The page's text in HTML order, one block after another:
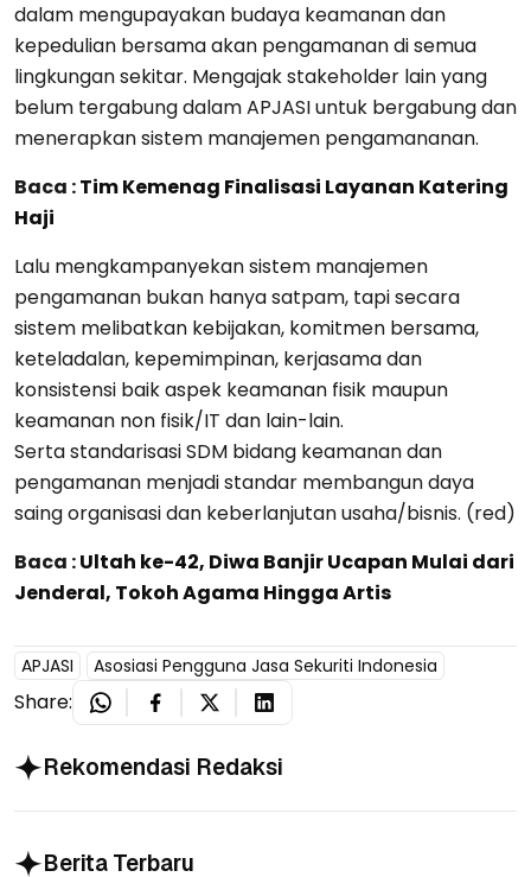
dalam mengupayakan budaya keamanan dan
kepedulian bersama akan pengamanan di semua
lingkungan sekitar. Mengajak stakeholder lain yang
belum tergabung dalam APJASI untuk bergabung dan
menerapkan sistem manajemen pengamananan.
Baca :Tim Kemenag Finalisasi Layanan Katering
Haji
Lalu mengkampanyekan sistem manajemen
pengamanan bukan hanya satpam, tapi secara
sistem melibatkan kebijakan, komitmen bersama,
keteladalan, kepemimpinan, kerjasama dan
konsistensi baik aspek keamanan fisik maupun
keamanan non fisik/IT dan lain-lain.
Serta standarisasi SDM bidang keamanan dan
pengamanan menjadi standar membangun daya
saing organisasi dan keberlanjutan usaha/bisnis. (red)
Baca :Ultah ke-42, Diwa Banjir Ucapan Mulai dari
Jenderal, Tokoh Agama Hingga Artis
APJASI Asosiasi Pengguna Jasa Sekuriti Indonesia
Share:
Rekomendasi Redaksi
Berita Terbaru